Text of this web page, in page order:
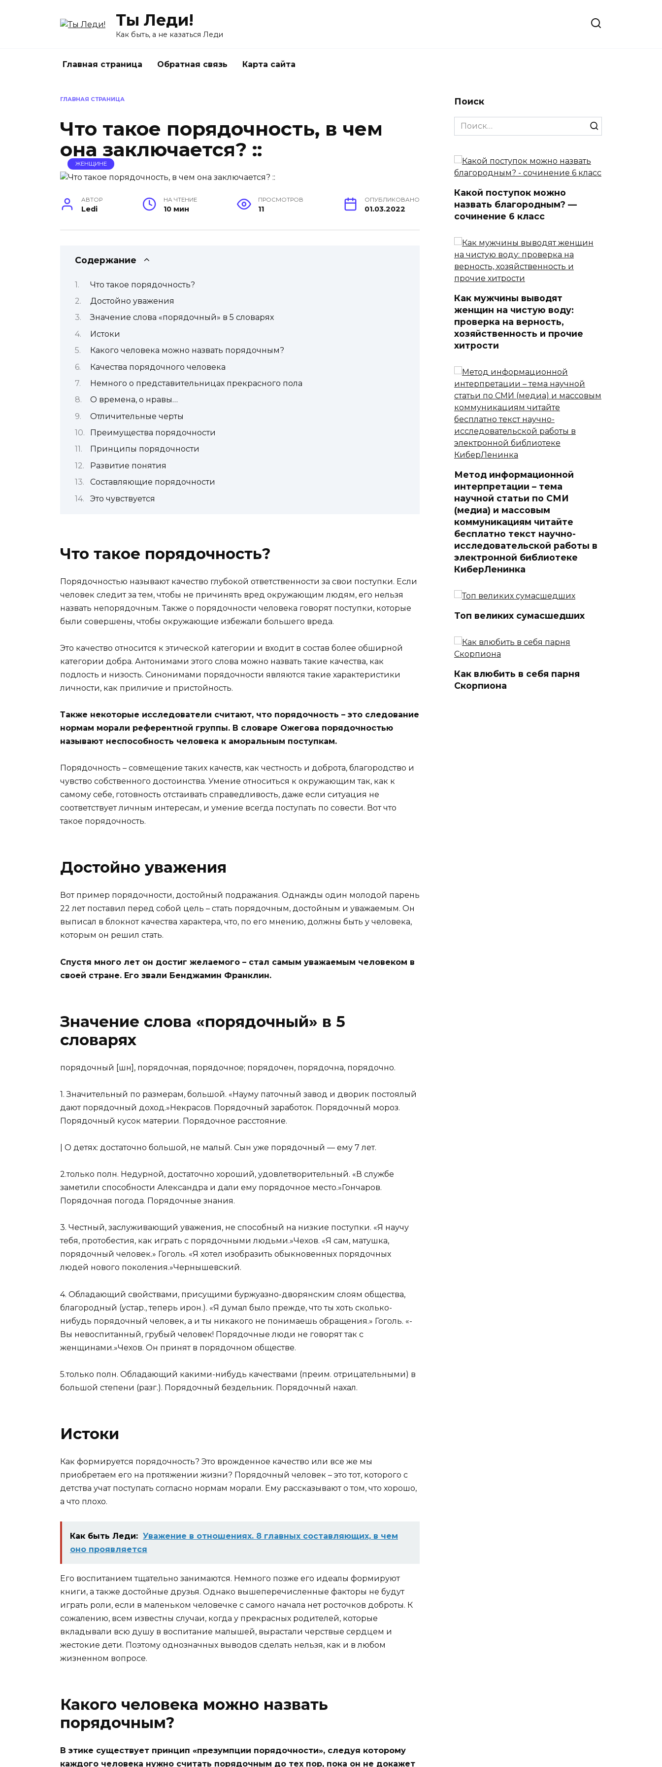
Ты Леди!
Как быть, а не казаться Леди
Главная страница Обратная связь Карта сайта
ГЛАВНАЯ СТРАНИЦА
Что такое порядочность, в чем
она заключается? ::
ЖЕНЩИНЕ
АВТОР
Ledi
НА ЧТЕНИЕ
10 мин
ПРОСМОТРОВ
11
ОПУБЛИКОВАНО
01.03.2022
Содержание
Что такое порядочность?
Достойно уважения
Значение слова «порядочный» в 5 словарях
Истоки
Какого человека можно назвать порядочным?
Качества порядочного человека
Немного о представительницах прекрасного пола
О времена, о нравы…
Отличительные черты
Преимущества порядочности
Принципы порядочности
Развитие понятия
Составляющие порядочности
Это чувствуется
Что такое порядочность?
Порядочностью называют качество глубокой ответственности за свои поступки. Если
человек следит за тем, чтобы не причинять вред окружающим людям, его нельзя
назвать непорядочным. Также о порядочности человека говорят поступки, которые
были совершены, чтобы окружающие избежали большего вреда.
Это качество относится к этической категории и входит в состав более обширной
категории добра. Антонимами этого слова можно назвать такие качества, как
подлость и низость. Синонимами порядочности являются такие характеристики
личности, как приличие и пристойность.
Также некоторые исследователи считают, что порядочность – это следование
нормам морали референтной группы. В словаре Ожегова порядочностью
называют неспособность человека к аморальным поступкам.
Порядочность – совмещение таких качеств, как честность и доброта, благородство и
чувство собственного достоинства. Умение относиться к окружающим так, как к
самому себе, готовность отстаивать справедливость, даже если ситуация не
соответствует личным интересам, и умение всегда поступать по совести. Вот что
такое порядочность.
Достойно уважения
Вот пример порядочности, достойный подражания. Однажды один молодой парень
22 лет поставил перед собой цель – стать порядочным, достойным и уважаемым. Он
выписал в блокнот качества характера, что, по его мнению, должны быть у человека,
которым он решил стать.
Спустя много лет он достиг желаемого – стал самым уважаемым человеком в
своей стране. Его звали Бенджамин Франклин.
Значение слова «порядочный» в 5
словарях
порядочный [шн], порядочная, порядочное; порядочен, порядочна, порядочно.
1. Значительный по размерам, большой. «Науму паточный завод и дворик постоялый
дают порядочный доход.»Некрасов. Порядочный заработок. Порядочный мороз.
Порядочный кусок материи. Порядочное расстояние.
О детях: достаточно большой, не малый. Сын уже порядочный — ему 7 лет.
2.только полн. Недурной, достаточно хороший, удовлетворительный. «В службе
заметили способности Александра и дали ему порядочное место.» Гончаров.
Порядочная погода. Порядочные знания.
3. Честный, заслуживающий уважения, не способный на низкие поступки. «Я научу
тебя, протобестия, как играть с порядочными людьми.»Чехов. «Я сам, матушка,
порядочный человек.» Гоголь. «Я хотел изобразить обыкновенных порядочных
людей нового поколения.»Чернышевский.
4. Обладающий свойствами, присущими буржуазно-дворянским слоям общества,
благородный (устар., теперь ирон.). «Я думал было прежде, что ты хоть сколько-
нибудь порядочный человек, а и ты никакого не понимаешь обращения.» Гоголь. «-
Вы невоспитанный, грубый человек! Порядочные люди не говорят так с
женщинами.»Чехов. Он принят в порядочном обществе.
5.только полн. Обладающий какими-нибудь качествами (преим. отрицательными) в
большой степени (разг.). Порядочный бездельник. Порядочный нахал.
Истоки
Как формируется порядочность? Это врожденное качество или все же мы
приобретаем его на протяжении жизни? Порядочный человек – это тот, которого с
детства учат поступать согласно нормам морали. Ему рассказывают о том, что хорошо,
а что плохо.
Как быть Леди: Уважение в отношениях. 8 главных составляющих, в чем
оно проявляется
Его воспитанием тщательно занимаются. Немного позже его идеалы формируют
книги, а также достойные друзья. Однако вышеперечисленные факторы не будут
играть роли, если в маленьком человечке с самого начала нет росточков доброты. К
сожалению, всем известны случаи, когда у прекрасных родителей, которые
вкладывали всю душу в воспитание малышей, вырастали черствые сердцем и
жестокие дети. Поэтому однозначных выводов сделать нельзя, как и в любом
жизненном вопросе.
Какого человека можно назвать
порядочным?
В этике существует принцип «презумпции порядочности», следуя которому
каждого человека нужно считать порядочным до тех пор, пока он не докажет
Поиск
Search
for:
Какой поступок можно
назвать благородным? —
сочинение 6 класс
Как мужчины выводят
женщин на чистую воду:
проверка на верность,
хозяйственность и прочие
хитрости
Метод информационной
интерпретации – тема
научной статьи по СМИ
(медиа) и массовым
коммуникациям читайте
бесплатно текст научно-
исследовательской работы в
электронной библиотеке
КиберЛенинка
Топ великих сумасшедших
Как влюбить в себя парня
Скорпиона